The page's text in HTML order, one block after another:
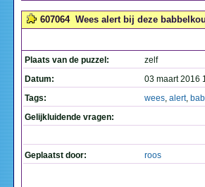
607064 Wees alert bij deze
Plaats van de puzzel:
zelf
Datum:
03 maart 2016
Tags:
wees, alert,
Gelijkluidende vragen:
Geplaatst door: roos